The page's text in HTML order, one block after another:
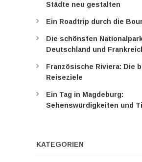
Städte neu gestalten
Ein Roadtrip durch die
Die schönsten
Deutschland und
Französische Riviera: Die
Reiseziele
Ein Tag in Magdeburg:
Sehenswürdigkeiten und
KATEGORIEN